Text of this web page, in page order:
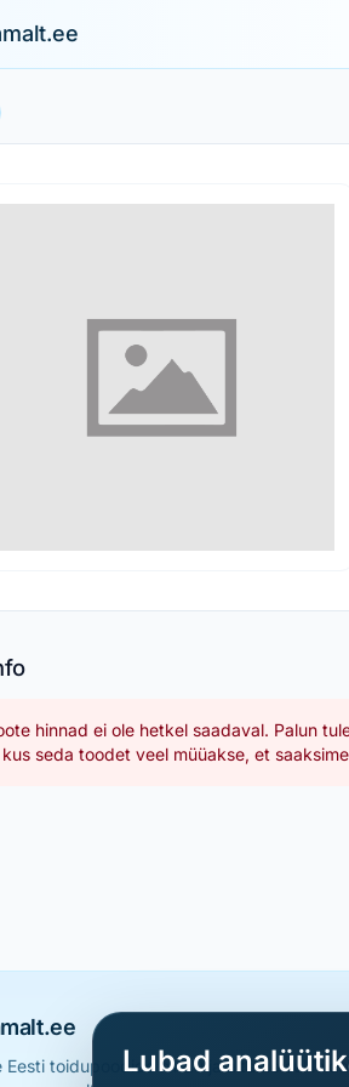
hinnad ei ole hetkel saadaval. Palun
seda toodet veel müüakse, et
Eesti toidupoodide hindu ja aitame sul
Lubad